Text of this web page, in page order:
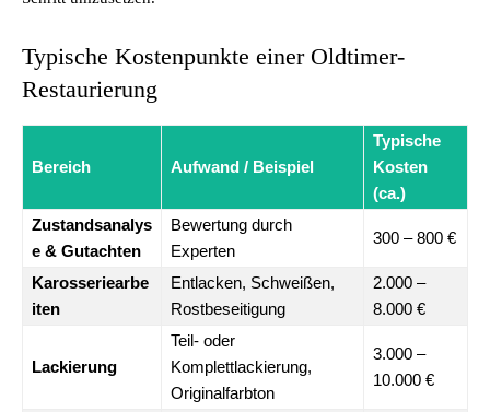
Typische Kostenpunkte einer Oldtimer-
Restaurierung
Bereich Aufwand / Beispiel
Typische
Kosten
(ca.)
Zustandsanalys
e & Gutachten
Bewertung durch
Experten
300 – 800 €
Karosseriearbe
iten
Entlacken, Schweißen,
Rostbeseitigung
2.000 –
8.000 €
Lackierung
Teil- oder
Komplettlackierung,
Originalfarbton
3.000 –
10.000 €